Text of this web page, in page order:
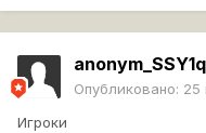
Опубликовано: 25
Игроки